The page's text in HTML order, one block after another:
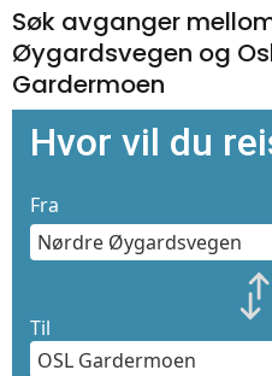
Søk avganger
Øygardsvegen og
Gardermoen
Hvor vil du
Fra
Til